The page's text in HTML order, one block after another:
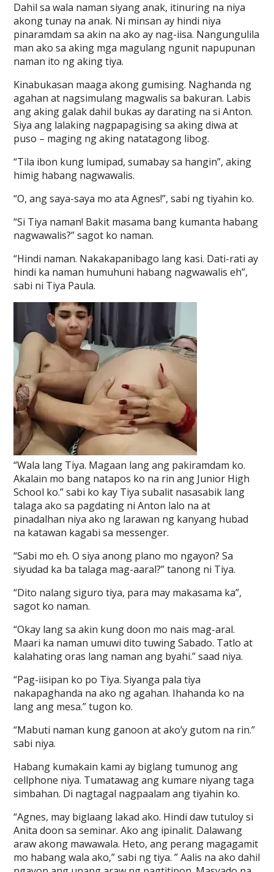
Dahil sa wala naman siyang anak, itinuring na niya
akong tunay na anak. Ni minsan ay hindi niya
pinaramdam sa akin na ako ay nag-iisa. Nangungulila
man ako sa aking mga magulang ngunit napupunan
naman ito ng aking tiya.
Kinabukasan maaga akong gumising. Naghanda ng
agahan at nagsimulang magwalis sa bakuran. Labis
ang aking galak dahil bukas ay darating na si Anton.
Siya ang lalaking nagpapagising sa aking diwa at
puso – maging ng aking natatagong libog.
“Tila ibon kung lumipad, sumabay sa hangin”, aking
himig habang nagwawalis.
“O, ang saya-saya mo ata Agnes!”, sabi ng tiyahin ko.
“Si Tiya naman! Bakit masama bang kumanta habang
nagwawalis?” sagot ko naman.
“Hindi naman. Nakakapanibago lang kasi. Dati-rati ay
hindi ka naman humuhuni habang nagwawalis eh”,
sabi ni Tiya Paula.
“Wala lang Tiya. Magaan lang ang pakiramdam ko.
Akalain mo bang natapos ko na rin ang Junior High
School ko.” sabi ko kay Tiya subalit nasasabik lang
talaga ako sa pagdating ni Anton lalo na at
pinadalhan niya ako ng larawan ng kanyang hubad
na katawan kagabi sa messenger.
“Sabi mo eh. O siya anong plano mo ngayon? Sa
siyudad ka ba talaga mag-aaral?” tanong ni Tiya.
“Dito nalang siguro tiya, para may makasama ka”,
sagot ko naman.
“Okay lang sa akin kung doon mo nais mag-aral.
Maari ka naman umuwi dito tuwing Sabado. Tatlo at
kalahating oras lang naman ang byahi.” saad niya.
“Pag-iisipan ko po Tiya. Siyanga pala tiya
nakapaghanda na ako ng agahan. Ihahanda ko na
lang ang mesa.” tugon ko.
“Mabuti naman kung ganoon at ako’y gutom na rin.”
sabi niya.
Habang kumakain kami ay biglang tumunog ang
cellphone niya. Tumatawag ang kumare niyang taga
simbahan. Di nagtagal nagpaalam ang tiyahin ko.
“Agnes, may biglaang lakad ako. Hindi daw tutuloy si
Anita doon sa seminar. Ako ang ipinalit. Dalawang
araw akong mawawala. Heto, ang perang magagamit
mo habang wala ako,” sabi ng tiya. ” Aalis na ako dahil